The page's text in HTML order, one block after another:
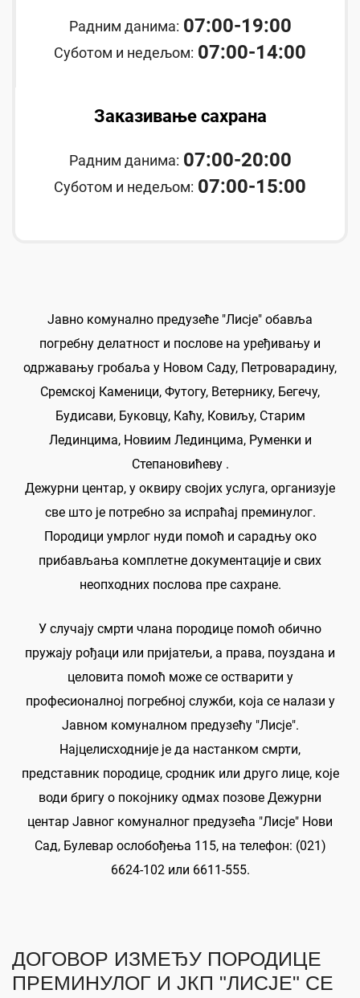
Радним данима: 07:00-19:00
Суботом и недељом: 07:00-14:00
Заказивање сахрана
Радним данима: 07:00-20:00
Суботом и недељом: 07:00-15:00
Јавно комунално предузеће "Лисје" обавља
погребну делатност и послове на уређивању и
одржавању гробаља у Новом Саду, Петроварадину,
Сремској Каменици, Футогу, Ветернику, Бегечу,
Будисави, Буковцу, Каћу, Ковиљу, Старим
Лединцима, Новиим Лединцима, Руменки и
Степановићеву .
Дежурни центар, у оквиру својих услуга, организује
све што је потребно за испраћај преминулог.
Породици умрлог нуди помоћ и сарадњу око
прибављања комплетне документације и свих
неопходних послова пре сахране.
У случају смрти члана породице помоћ обично
пружају рођаци или пријатељи, а права, поуздана и
целовита помоћ може се остварити у
професионалној погребној служби, која се налази у
Јавном комуналном предузећу "Лисје".
Најцелисходније је да настанком смрти,
представник породице, сродник или друго лице, које
води бригу о покојнику одмах позове Дежурни
центар Јавног комуналног предузећа "Лисје" Нови
Сад, Булевар ослобођења 115, на телефон: (021)
6624-102 или 6611-555.
ДОГОВОР ИЗМЕЂУ ПОРОДИЦЕ
ПРЕМИНУЛОГ И ЈКП "ЛИСЈЕ" СЕ